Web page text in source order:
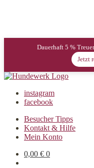
Dauerhaft 5 %
Jetzt
instagram
facebook
Besucher Tipps
Kontakt & Hilfe
Mein Konto
0,00 € 0